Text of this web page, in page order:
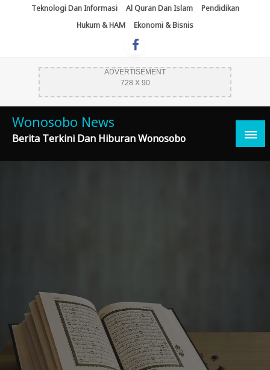
Teknologi Dan Informasi Al Quran Dan Islam
Pendidikan
Hukum & HAM
Ekonomi & Bisnis
ADVERTISEMENT
728 X 90
Wonosobo News
Berita Terkini Dan Hiburan Wonosobo